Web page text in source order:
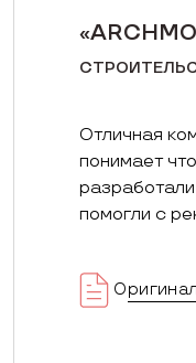
Отличная
понимает
помогли с